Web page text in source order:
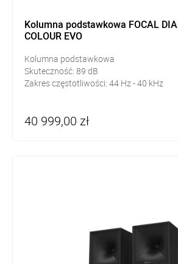
Kolumna podstawkowa FOCAL
COLOUR EVO
Kolumna podstawkowa
Skuteczność: 89 dB
Zakres częstotliwości: 44 Hz - 40 kHz
40 999,00 zł